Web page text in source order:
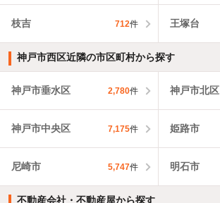
枝吉 712件 王塚台
神戸市西区近隣の市区町村から探す
神戸市垂水区 2,780件 神戸市北区
神戸市中央区 7,175件 姫路市
尼崎市 5,747件 明石市
不動産会社・不動産屋から探す